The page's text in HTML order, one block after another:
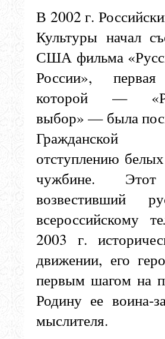
В 2002 г.
Культуры начал
США фильма
России»,
которой —
выбор» — была
Гражданской
отступлению
чужбине.
возвестивший
всероссийскому
2003 г.
движении, его
первым шагом на
Родину ее воина-
мыслителя.